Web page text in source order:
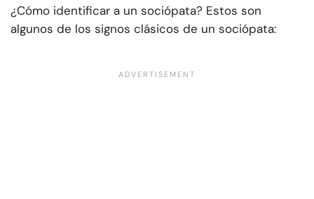
¿Cómo identificar a un sociópata? Estos son
algunos de los signos clásicos de un sociópata: